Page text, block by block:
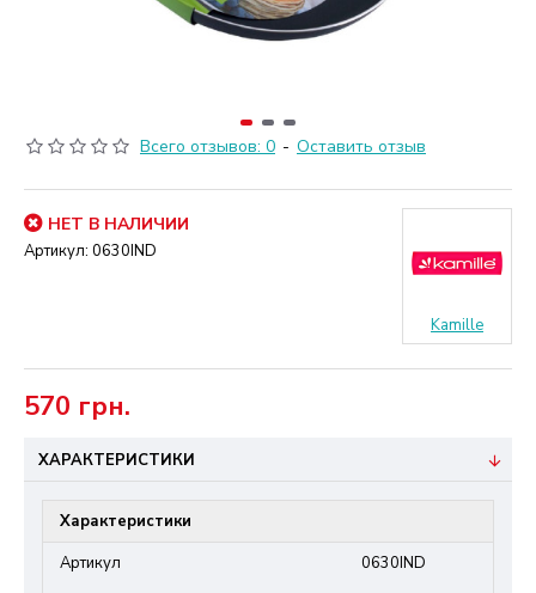
Всего отзывов: 0 - Оставить отзыв
570 грн.
НЕТ В НАЛИЧИИ
Артикул: 0630IND
Kamille
ХАРАКТЕРИСТИКИ
Характеристики
Артикул
0630IND